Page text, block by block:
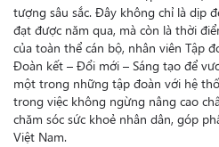
tượng sâu sắc. Đây không chỉ là dịp
đạt được năm qua, mà còn là thời
của toàn thể cán bộ, nhân viên Tập
Đoàn kết – Đổi mới – Sáng tạo để
một trong những tập đoàn với hệ
trong việc không ngừng nâng cao
chăm sóc sức khoẻ nhân dân, góp
Việt Nam.